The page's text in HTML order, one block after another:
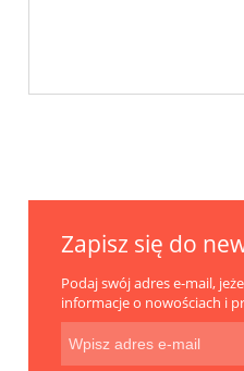
Zapisz się do
Podaj swój adres e-mail,
informacje o nowościach i